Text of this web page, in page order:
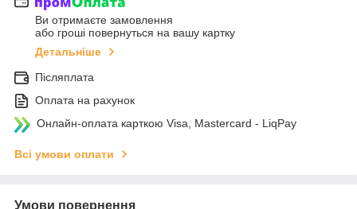
Ви отримаєте замовлення
або гроші повернуться на вашу картку
Детальніше
Післяплата
Оплата на рахунок
Онлайн-оплата карткою Visa, Mastercard - LiqPay
Всі умови оплати
Умови повернення